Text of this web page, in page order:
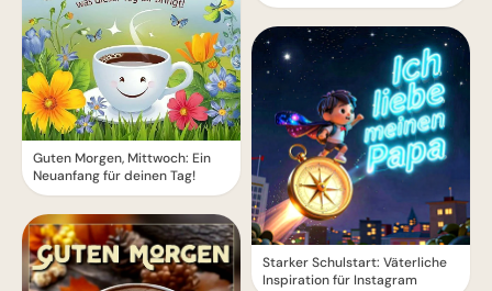
Guten Morgen, Mittwoch: Ein
Neuanfang für deinen Tag!
Starker Schulstart: Väterliche
Inspiration für Instagram